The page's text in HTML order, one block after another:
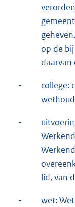
op de
-
college:
-
lid, van
- wet: